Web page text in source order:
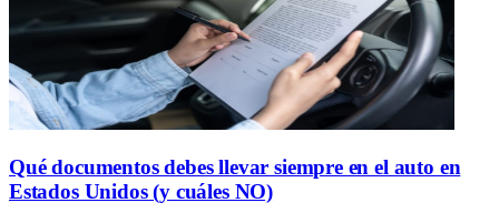
Qué documentos debes llevar siempre en el auto en
Estados Unidos (y cuáles NO)